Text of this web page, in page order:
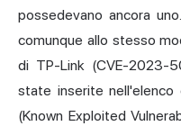
possedevano ancora
comunque allo stesso
di TP-Link (CVE-2023-
state inserite
(Known Exploited